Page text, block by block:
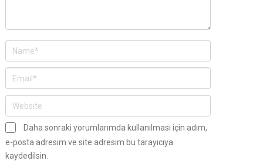
Daha sonraki yorumlarımda kullanılması için adım,
e-posta adresim ve site adresim bu tarayıcıya
kaydedilsin.